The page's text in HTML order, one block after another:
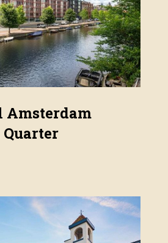
Amsterdam